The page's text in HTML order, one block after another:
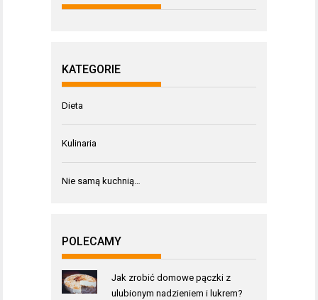
KATEGORIE
Dieta
Kulinaria
Nie samą kuchnią…
POLECAMY
Jak zrobić domowe pączki z
ulubionym nadzieniem i lukrem?